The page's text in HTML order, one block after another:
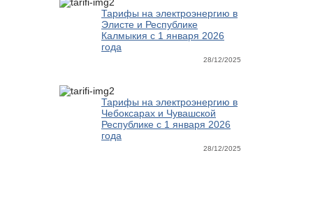
Тарифы на электроэнергию в
Элисте и Республике
Калмыкия с 1 января 2026
года
28/12/2025
Тарифы на электроэнергию в
Чебоксарах и Чувашской
Республике с 1 января 2026
года
28/12/2025